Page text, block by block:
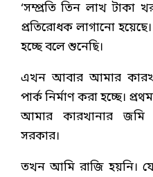
‘সম্প্রতি তিন লাখ টাকা
প্রতিরোধক লাগানো
হচ্ছে বলে শুনেছি।
এখন আবার আমার
পার্ক নির্মাণ করা হচ্ছে।
আমার কারখানার জমি
সরকার।
তখন আমি রাজি হয়নি।